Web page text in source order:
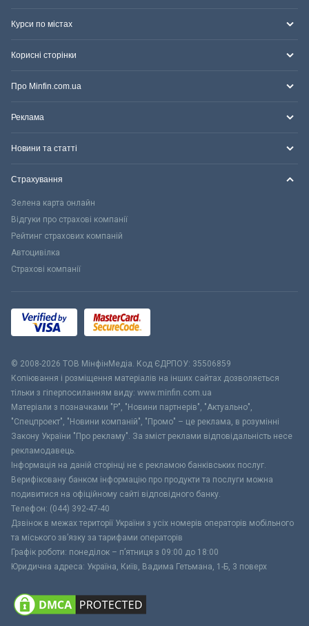
Курси по містах
Корисні сторінки
Про Minfin.com.ua
Реклама
Новини та статті
Страхування
Зелена карта онлайн
Відгуки про страхові компанії
Рейтинг страхових компаній
Автоцивілка
Страхові компанії
© 2008-2026 ТОВ МiнфiнМедiа. Код ЄДРПОУ: 35506859
Копіювання і розміщення матеріалів на інших сайтах дозволяється
тільки з гіперпосиланням виду: www.minfin.com.ua
Матеріали з позначками "Р", "Новини партнерів", "Актуально",
"Спецпроект", "Новини компаній", "Промо" – це реклама, в розумінні
Закону України "Про рекламу". За зміст реклами відповідальність несе
рекламодавець.
Інформація на даній сторінці не є рекламою банківських послуг.
Верифіковану банком інформацію про продукти та послуги можна
подивитися на офіційному сайті відповідного банку.
Телефон: (044) 392-47-40
Дзвінок в межах території України з усіх номерів операторів мобільного
та міського зв’язку за тарифами операторів
Графік роботи: понеділок – п’ятниця з 09:00 до 18:00
Юридична адреса: Україна, Київ, Вадима Гетьмана, 1-Б, 3 поверх